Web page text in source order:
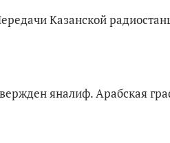
Казанской
яналиф. Арабская